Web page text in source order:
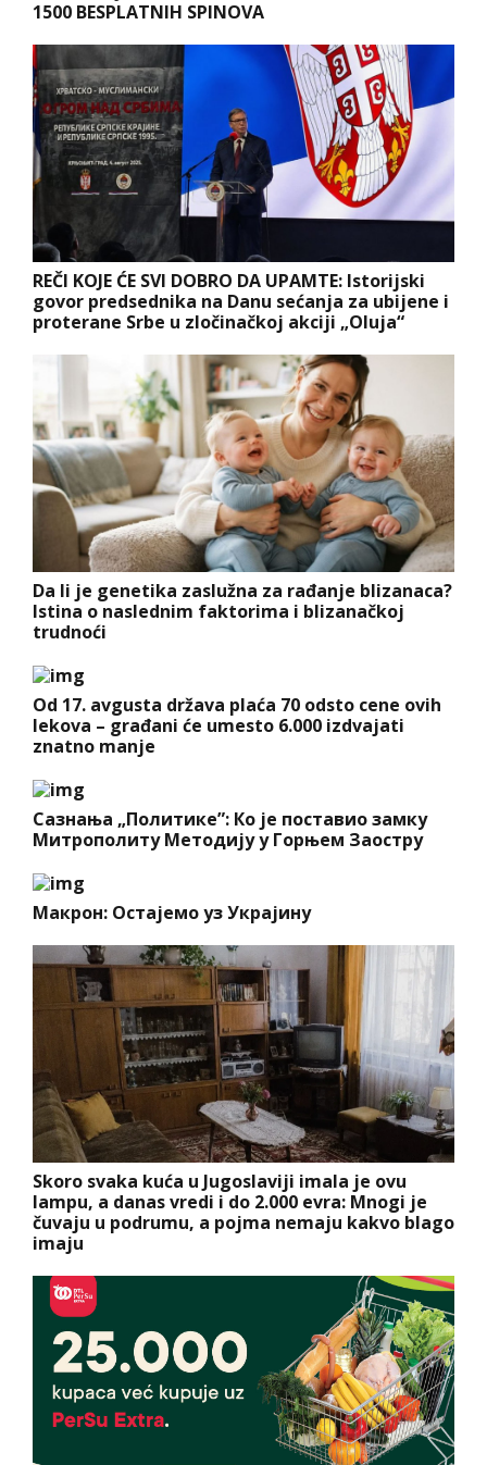
1500 BESPLATNIH SPINOVA
REČI KOJE ĆE SVI DOBRO DA UPAMTE: Istorijski
govor predsednika na Danu sećanja za ubijene i
proterane Srbe u zločinačkoj akciji „Oluja“
Da li je genetika zaslužna za rađanje blizanaca?
Istina o naslednim faktorima i blizanačkoj
trudnoći
Od 17. avgusta država plaća 70 odsto cene ovih
lekova – građani će umesto 6.000 izdvajati
znatno manje
Сазнања „Политике”: Ко је поставио замку
Митрополиту Методију у Горњем Заостру
Макрон: Остајемо уз Украјину
Skoro svaka kuća u Jugoslaviji imala je ovu
lampu, a danas vredi i do 2.000 evra: Mnogi je
čuvaju u podrumu, a pojma nemaju kakvo blago
imaju